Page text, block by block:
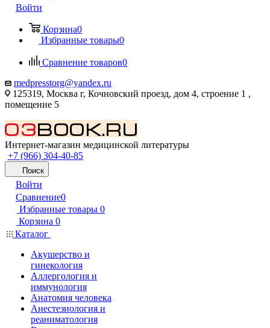
Войти
Корзина0
Избранные товары0
Сравнение товаров0
medpresstorg@yandex.ru
125319, Москва г, Кочновский проезд, дом 4, строение 1 ,
помещение 5
Интернет-магазин медицинской литературы
+7 (966) 304-40-85
Поиск
Войти
Сравнение0
Избранные товары 0
Корзина 0
Каталог
Акушерство и
гинекология
Аллергология и
иммунология
Анатомия человека
Анестезиология и
реаниматология